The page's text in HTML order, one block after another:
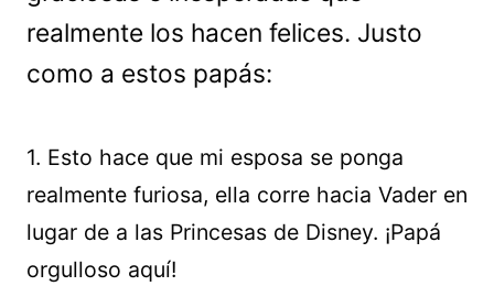
realmente los hacen felices. Justo
como a estos papás:
1. Esto hace que mi esposa se ponga
realmente furiosa, ella corre hacia Vader en
lugar de a las Princesas de Disney. ¡Papá
orgulloso aquí!